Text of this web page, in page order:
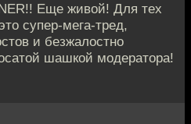
Еще живой! Для тех
супер-мега-тред,
и безжалостно
шашкой модератора!